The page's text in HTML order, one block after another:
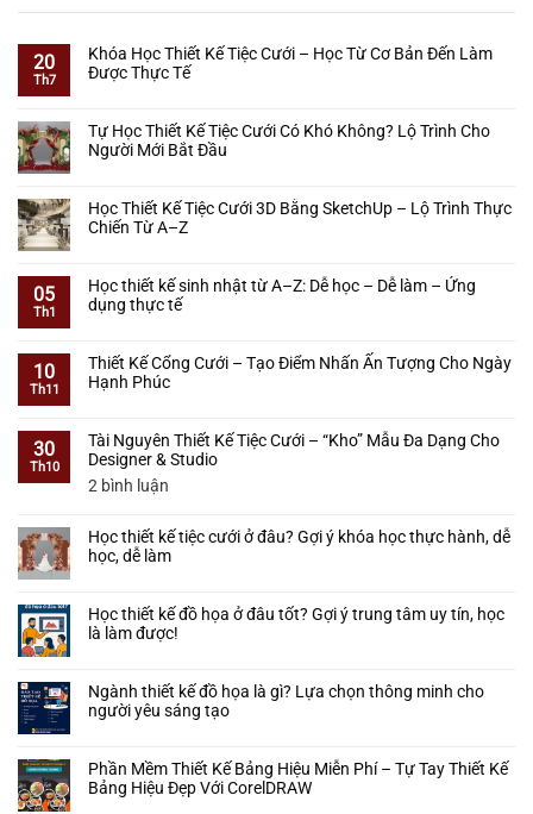
20
Th7
Khóa Học Thiết Kế Tiệc Cưới – Học Từ Cơ Bản Đến Làm
Được Thực Tế
bình
luận
Học
Thiết
Cưới
–
Cơ
Bản
Được
Thực
Tế
Tự Học Thiết Kế Tiệc Cưới Có Khó Không? Lộ Trình Cho
Người Mới Bắt Đầu
bình
luận
Học
Thiết
Cưới
Có
Lộ
Trình
Cho
Người
Bắt
Đầu
Học Thiết Kế Tiệc Cưới 3D Bằng SketchUp – Lộ Trình Thực
Chiến Từ A–Z
bình
luận
Thiết
Kế
3D
Bằng
SketchUp
Trình
Thực
A–
Z
05
Th1
Học thiết kế sinh nhật từ A–Z: Dễ học – Dễ làm – Ứng
dụng thực tế
bình
luận
thiết
kế
sinh
A–
Z:
–
Dễ
Ứng
dụng
10
Th11
Thiết Kế Cổng Cưới – Tạo Điểm Nhấn Ấn Tượng Cho Ngày
Hạnh Phúc
bình
luận
ở
Cổng
Cưới
Điểm
Nhấn
Cho
Ngày
30
Th10
Tài Nguyên Thiết Kế Tiệc Cưới – “Kho” Mẫu Đa Dạng Cho
Designer & Studio
2 bình luận
Thiết
Kế
–
“Kho”
Dạng
Cho
Studio
Học thiết kế tiệc cưới ở đâu? Gợi ý khóa học thực hành, dễ
học, dễ làm
bình
luận
thiết
kế
ở
đâu?
Học thiết kế đồ họa ở đâu tốt? Gợi ý trung tâm uy tín, học
là làm được!
bình
luận
thiết
kế
Ngành thiết kế đồ họa là gì? Lựa chọn thông minh cho
người yêu sáng tạo
bình
luận
Phần Mềm Thiết Kế Bảng Hiệu Miễn Phí – Tự Tay Thiết Kế
Bảng Hiệu Đẹp Với CorelDRAW